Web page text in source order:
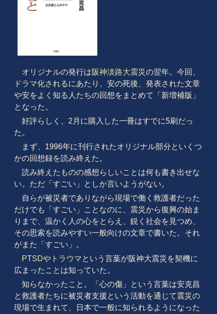
オリジナルの発行は阪神淡路大震災の翌年。今回、
ドラマ化されるにあたり、安の死後、発表された文章
や安をよく知る人たちの回想をまとめて「新増補版」
となった。
好評らしく、2月に購入した一冊はすでに5刷だっ
た。
まず、1996年に刊行されたオリジナル部分といくつ
かの回想録を読み終えた。
読み終えたものの感想らしいことは何も書き出せな
い。ただ「すごい」としか言いようがない。
自らが被災者でありながら現場で働く救護者だった
だけでも「すごい」ことなのに、震災から復興の始ま
りまで、温かく人の心をとらえ、鋭く社会を見つめ、
その思索を読みやすい一般向けの文章で書いた。それ
がまた「すごい」。
PTSDやトラウマという言葉が阪神大震災を契機に
広まったことは知っていた。
知らなかったこと。「心の傷」という言葉は安克昌
と救護者たちに被災者支援という活動を通じて震災の
現場で生まれて、日本で一般に知られるようになった